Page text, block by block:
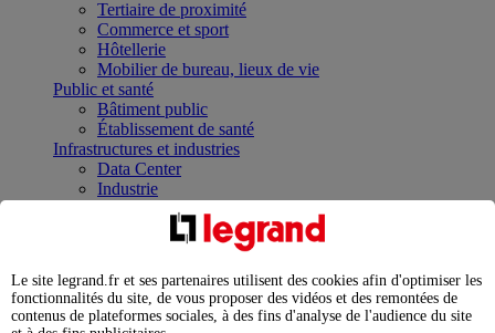
Tertiaire de proximité
Commerce et sport
Hôtellerie
Mobilier de bureau, lieux de vie
Public et santé
Bâtiment public
Établissement de santé
Infrastructures et industries
Data Center
Industrie
Infrastructures
Contrôler et planifier le fonctionnement des appareils
Répartir et optimiser son tableau électrique
Legrand Data Center Solutions : concentrer les
expertises au service de vos performances
Le site legrand.fr et ses partenaires utilisent des cookies afin d'optimiser les
fonctionnalités du site, de vous proposer des vidéos et des remontées de
contenus de plateformes sociales, à des fins d'analyse de l'audience du site